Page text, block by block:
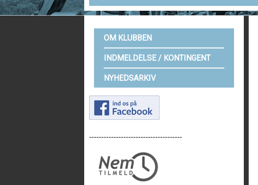
OM KLUBBEN
INDMELDELSE / KONTINGENT
NYHEDSARKIV
--------------------------------------